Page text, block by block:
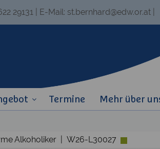
29131 | E-Mail: st.bernhard@edw.or.at
Termine Mehr über
Alkoholiker | W26-L30027